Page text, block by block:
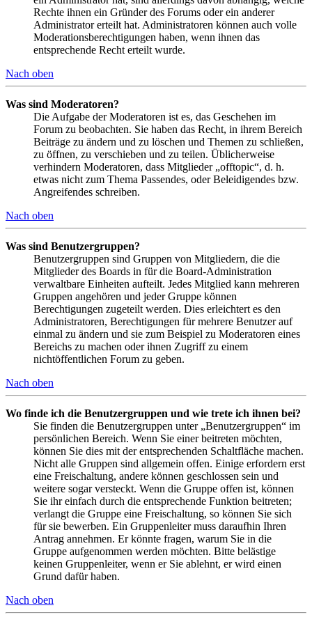
Rechte ihnen ein Gründer des Forums oder ein anderer
Administrator erteilt hat. Administratoren können auch volle
Moderationsberechtigungen haben, wenn ihnen das
entsprechende Recht erteilt wurde.
Nach oben
Was sind Moderatoren?
Die Aufgabe der Moderatoren ist es, das Geschehen im
Forum zu beobachten. Sie haben das Recht, in ihrem Bereich
Beiträge zu ändern und zu löschen und Themen zu schließen,
zu öffnen, zu verschieben und zu teilen. Üblicherweise
verhindern Moderatoren, dass Mitglieder „offtopic“, d. h.
etwas nicht zum Thema Passendes, oder Beleidigendes bzw.
Angreifendes schreiben.
Nach oben
Was sind Benutzergruppen?
Benutzergruppen sind Gruppen von Mitgliedern, die die
Mitglieder des Boards in für die Board-Administration
verwaltbare Einheiten aufteilt. Jedes Mitglied kann mehreren
Gruppen angehören und jeder Gruppe können
Berechtigungen zugeteilt werden. Dies erleichtert es den
Administratoren, Berechtigungen für mehrere Benutzer auf
einmal zu ändern und sie zum Beispiel zu Moderatoren eines
Bereichs zu machen oder ihnen Zugriff zu einem
nichtöffentlichen Forum zu geben.
Nach oben
Wo finde ich die Benutzergruppen und wie trete ich ihnen bei?
Sie finden die Benutzergruppen unter „Benutzergruppen“ im
persönlichen Bereich. Wenn Sie einer beitreten möchten,
können Sie dies mit der entsprechenden Schaltfläche machen.
Nicht alle Gruppen sind allgemein offen. Einige erfordern erst
eine Freischaltung, andere können geschlossen sein und
weitere sogar versteckt. Wenn die Gruppe offen ist, können
Sie ihr einfach durch die entsprechende Funktion beitreten;
verlangt die Gruppe eine Freischaltung, so können Sie sich
für sie bewerben. Ein Gruppenleiter muss daraufhin Ihren
Antrag annehmen. Er könnte fragen, warum Sie in die
Gruppe aufgenommen werden möchten. Bitte belästige
keinen Gruppenleiter, wenn er Sie ablehnt, er wird einen
Grund dafür haben.
Nach oben